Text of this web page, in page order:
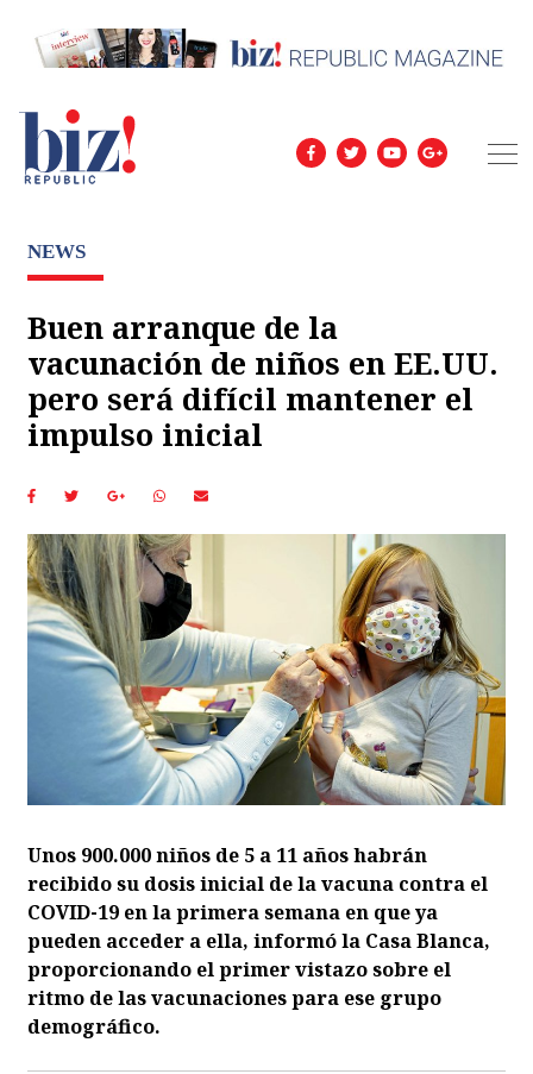
NEWS
Buen arranque de la
vacunación de niños en EE.UU.
pero será difícil mantener el
impulso inicial
Unos 900.000 niños de 5 a 11 años habrán
recibido su dosis inicial de la vacuna contra el
COVID-19 en la primera semana en que ya
pueden acceder a ella, informó la Casa Blanca,
proporcionando el primer vistazo sobre el
ritmo de las vacunaciones para ese grupo
demográfico.